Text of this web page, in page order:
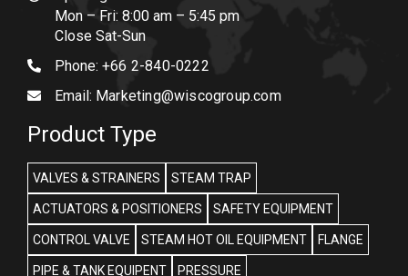
Mon – Fri: 8:00 am – 5:45 pm
Close Sat-Sun
Phone: +66 2-840-0222
Email: Marketing@wiscogroup.com
Product Type
VALVES & STRAINERS STEAM TRAP
ACTUATORS & POSITIONERS SAFETY EQUIPMENT
CONTROL VALVE STEAM HOT OIL EQUIPMENT FLANGE
PIPE & TANK EQUIPENT PRESSURE